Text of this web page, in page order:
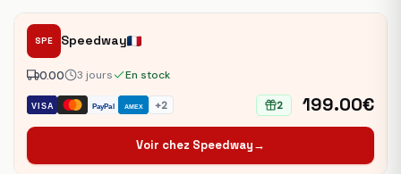
SPE Speedway
VISA PayPal AMEX +2
0.00 3 jours En stock
2 199.00€
Voir chez Speedway→